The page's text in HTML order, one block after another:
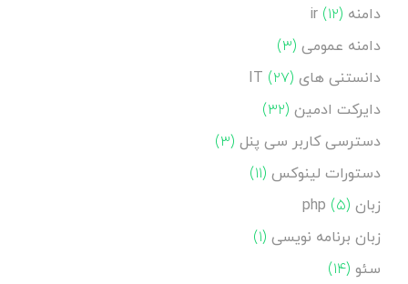
دامنه ir (۱۲)
دامنه عمومی (۳)
دانستنی های IT (۲۷)
دایرکت ادمین (۳۲)
دسترسی کاربر سی پنل (۳)
دستورات لینوکس (۱۱)
زبان php (۵)
زبان برنامه نویسی (۱)
سئو (۱۴)